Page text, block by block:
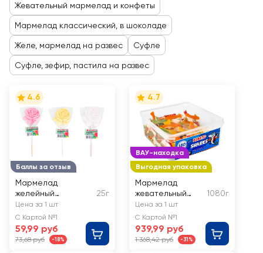
Жевательный мармелад и конфеты
Мармелад классический, в шоколаде
Желе, мармелад на развес Суфле
Суфле, зефир, пастила на развес
Баллы за отзыв
4.6
Мармелад
желейный
САХАРОВАРЪ Роза,
формовой на
палочке
25г
Цена за 1 шт
С Картой №1
59,99 руб
73,68 руб -18%
ВАУ-находка
Выгодная упаковка
4.7
Мармелад
жевательный
BEBETO Sharks со
вкусом ананаса,
малины,
апельсина,
яблока и ванили
1080г
Цена за 1 шт
С Картой №1
939,99 руб
1 368,42 руб -31%